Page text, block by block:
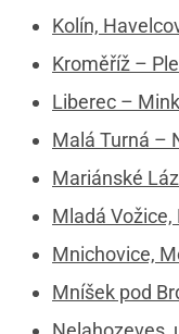
Kolín,
Kroměříž –
Liberec –
Malá Turná –
Mariánské
Mladá
Mnichovice,
Mníšek pod